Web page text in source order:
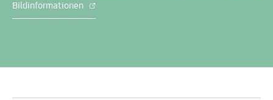
Bildinformationen